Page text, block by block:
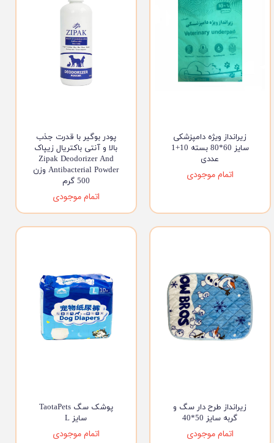
زیرانداز ویژه دامپزشکی
سایز 60*80 بسته 10+1
عددی
اتمام موجودی
پودر بوگیر با قدرت جذب
بالا و آنتی باکتریال زیپاک
Zipak Deodorizer And
Antibacterial Powder وزن
500 گرم
اتمام موجودی
زیرانداز طرح دار سگ و
گربه سایز 50*40
اتمام موجودی
پوشک سگ TaotaPets
سایز L
اتمام موجودی